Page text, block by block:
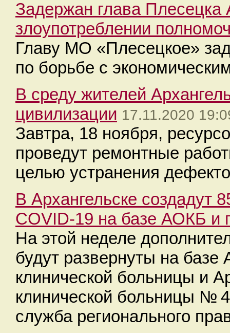
Задержан глава
злоупотреблении
Главу МО «Плесецкое»
по борьбе с
В среду жителей
цивилизации 17.11.2020
Завтра, 18 ноября,
проведут ремонтные
целью устранения
В Архангельске создадут
COVID-19 на базе АОКБ и
На этой неделе
будут развернуты на базе
клинической больницы и
клинической больницы №
служба регионального